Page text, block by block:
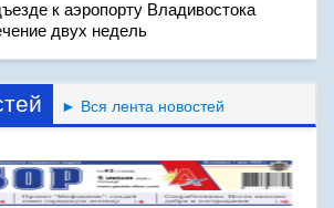
к аэропорту Владивостока
двух недель
► Вся лента новостей